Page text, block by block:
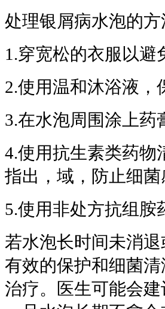
处理银屑病水泡的方
1.穿宽松的衣服以避
2.使用温和沐浴液，
3.在水泡周围涂上药
4.使用抗生素类药物
指出，域，防止细菌
5.使用非处方抗组胺
若水泡长时间未消
有效的保护和细菌
治疗。医生可能会